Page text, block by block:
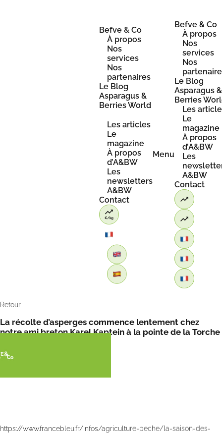
Befve & Co
À propos
Nos
services
Nos
partenaires
Le Blog
Asparagus &
Berries World
Les articles
Le
magazine
À propos
d’A&BW
Les
newsletters
A&BW
Contact
Menu
Befve & Co
À propos
Nos
services
Nos
Le Blog
Asparagus &
Berries
Les
Le
magazine
À propos
d’A&BW
Les
A&BW
Contact
Retour
La récolte d’asperges commence lentement chez
notre ami breton Karel Kaptein à la pointe de la Torche
https://www.francebleu.fr/infos/agriculture-peche/la-saison-des-